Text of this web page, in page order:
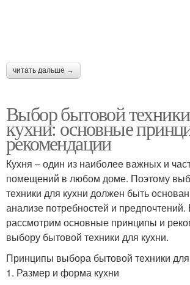
читать дальше →
Выбор бытовой
кухни: основные
рекомендации
Кухня – один из наиболее важных и
помещений в любом доме. Поэтому
техники для кухни должен быть
анализе потребностей и
рассмотрим основные принципы и
выбору бытовой техники для кухни.
Принципы выбора бытовой техники для
1. Размер и форма кухни